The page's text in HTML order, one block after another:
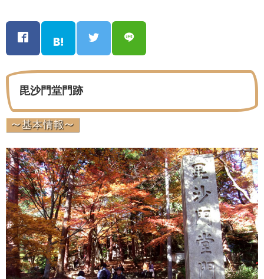
毘沙門堂門跡